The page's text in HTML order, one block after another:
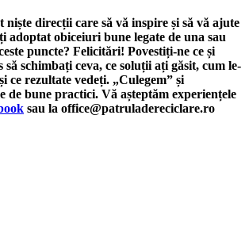
niște direcții care să vă inspire și să vă ajute
adoptat obiceiuri bune legate de una sau
puncte? Felicitări! Povestiți-ne ce și
să schimbați ceva, ce soluții ați găsit, cum le-
ce rezultate vedeți. „Culegem” și
de bune practici. Vă așteptăm experiențele
sau la office@patruladereciclare.ro